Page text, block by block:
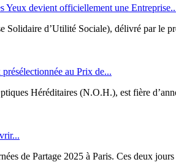
Yeux devient officiellement une
d’Utilité Sociale), délivré par le
au Prix de...
Héréditaires (N.O.H.), est fière
de Partage 2025 à Paris. Ces deux